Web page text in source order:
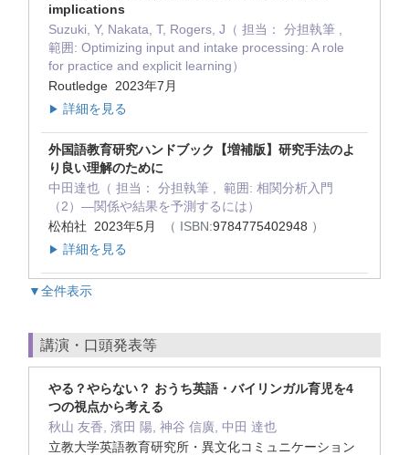
implications
Suzuki, Y, Nakata, T, Rogers, J（ 担当： 分担執筆 ,
範囲: Optimizing input and intake processing: A role
for practice and explicit learning）
Routledge 2023年7月
▶ 詳細を見る
外国語教育研究ハンドブック【増補版】研究手法のよ
り良い理解のために
中田達也（ 担当： 分担執筆 , 範囲: 相関分析入門
（2）―関係や結果を予測するには）
松柏社 2023年5月
（ ISBN:9784775402948 ）
▶ 詳細を見る
▼全件表示
講演・口頭発表等
やる？やらない？ おうち英語・バイリンガル育児を4
つの視点から考える
秋山 友香, 濱田 陽, 神谷 信廣, 中田 達也
立教大学英語教育研究所・異文化コミュニケーション